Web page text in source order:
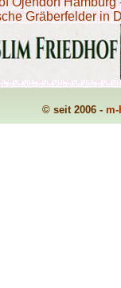
Gräberfelder in
© seit 2006 -